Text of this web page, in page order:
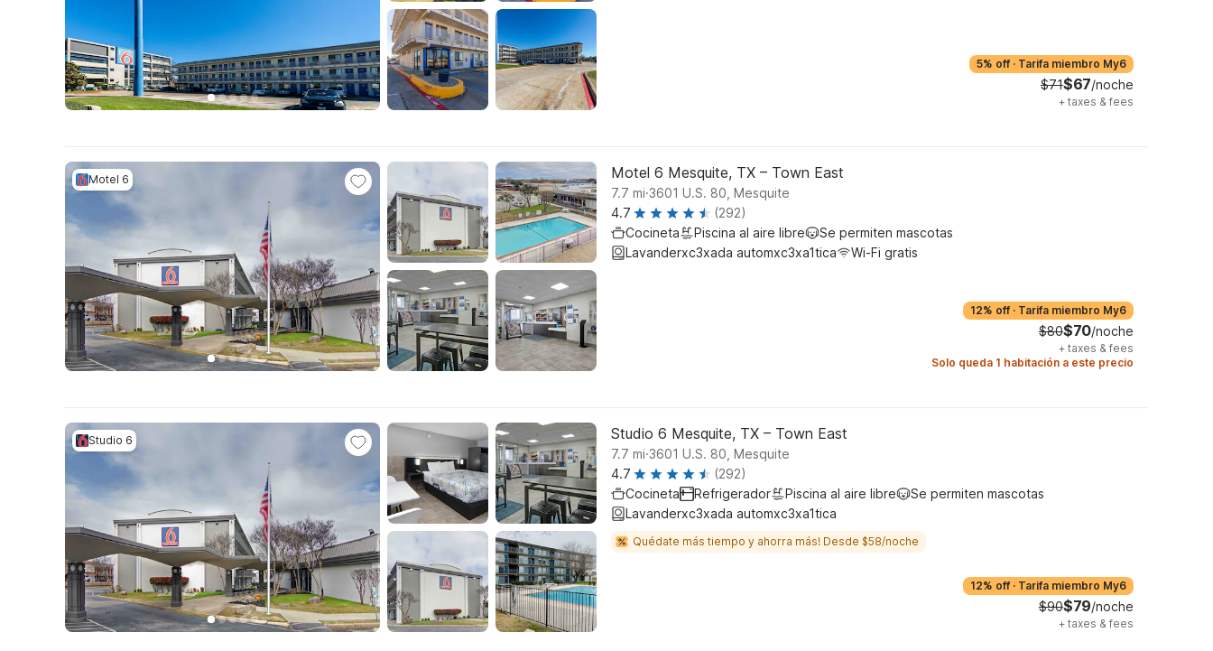
5% off · Tarifa miembro My6
$71$67/noche
+ taxes & fees
Motel 6 Motel 6 Mesquite, TX – Town East
7.7 mi.3601 U.S. 80, Mesquite
4.7
(292)
Cocineta
Piscina al aire libre
Se permiten mascotas
Lavanderxc3xada automxc3xa1tica
Wi-Fi gratis
12% off · Tarifa miembro My6
$80$70/noche
+ taxes & fees
Solo queda 1 habitación a este precio
Studio 6 Studio 6 Mesquite, TX – Town East
7.7 mi.3601 U.S. 80, Mesquite
4.7
(292)
Cocineta
Refrigerador Piscina al aire libre
Se permiten mascotas
Lavanderxc3xada automxc3xa1tica
Quédate más tiempo y ahorra más! Desde $58/noche
12% off · Tarifa miembro My6
$90$79/noche
+ taxes & fees